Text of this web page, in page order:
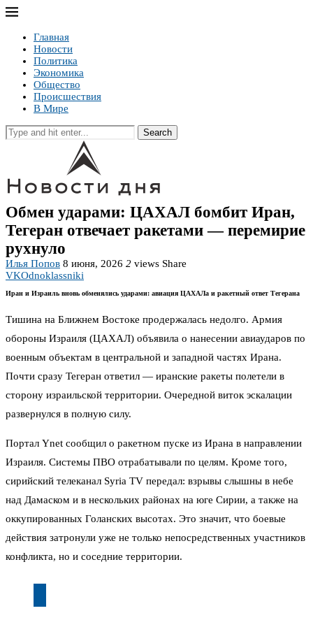
Главная
Новости
Политика
Экономика
Общество
Происшествия
В Мире
Search
Обмен ударами: ЦАХАЛ бомбит Иран,
Тегеран отвечает ракетами — перемирие
рухнуло
Илья Попов 8 июня, 2026 2 views Share
VKOdnoklassniki
Иран и Израиль вновь обменялись ударами: авиация ЦАХАЛа и ракетный ответ Тегерана
Тишина на Ближнем Востоке продержалась недолго. Армия
обороны Израиля (ЦАХАЛ) объявила о нанесении авиаударов по
военным объектам в центральной и западной частях Ирана.
Почти сразу Тегеран ответил — иранские ракеты полетели в
сторону израильской территории. Очередной виток эскалации
развернулся в полную силу.
Портал Ynet сообщил о ракетном пуске из Ирана в направлении
Израиля. Системы ПВО отрабатывали по целям. Кроме того,
сирийский телеканал Syria TV передал: взрывы слышны в небе
над Дамаском и в нескольких районах на юге Сирии, а также на
оккупированных Голанских высотах. Это значит, что боевые
действия затронули уже не только непосредственных участников
конфликта, но и соседние территории.